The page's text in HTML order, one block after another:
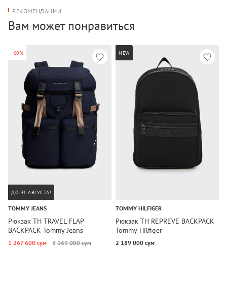
РЕКОМЕНДАЦИИ
Вам может понравиться
-60%
ДО 31 АВГУСТА!
TOMMY JEANS
Рюкзак TH TRAVEL FLAP
BACKPACK Tommy Jeans
1 267 600 сум 3 169 000 сум
NEW
TOMMY HILFIGER
Рюкзак TH REPREVE BACKPACK
Tommy Hilfiger
2 189 000 сум